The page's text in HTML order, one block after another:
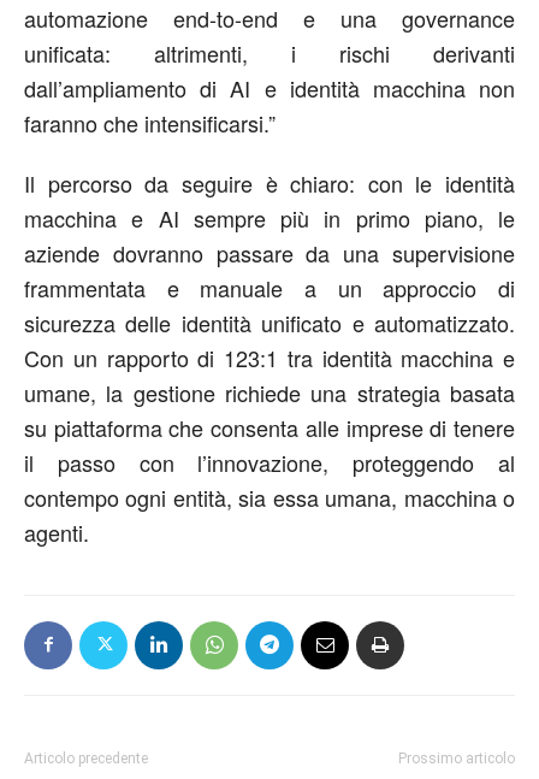
automazione end-to-end e una governance
unificata: altrimenti, i rischi derivanti
dall’ampliamentodiAI e identità macchina non
faranno che intensificarsi.”
Il percorso da seguire è chiaro: con le identità
macchina e AI sempre più in primo piano, le
aziende dovranno passare da una supervisione
frammentata e manuale a un approccio di
sicurezza delle identità unificato e automatizzato.
Con un rapportodi 123:1 tra identità macchina e
umane, la gestionerichiede una strategia basata
su piattaforma che consenta alle imprese di tenere
il passo con l’innovazione, proteggendo al
contempo ogni entità, sia essa umana, macchina o
agenti.
Articolo precedente Prossimo articolo